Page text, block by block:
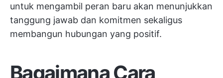
untuk mengambil peran baru akan menunjukkan
tanggung jawab dan komitmen sekaligus
membangun hubungan yang positif.
Bagaimana Cara